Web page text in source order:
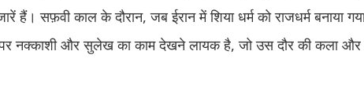
हैं। सफ़वी काल के दौरान, जब ईरान में शिया धर्म को राजधर्म बनाया
नक्काशी और सुलेख का काम देखने लायक है, जो उस दौर की कला